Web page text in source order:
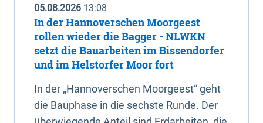
05.08.2026 13:08
In der Hannoverschen Moorgeest
rollen wieder die Bagger - NLWKN
setzt die Bauarbeiten im Bissendorfer
und im Helstorfer Moor fort
In der „Hannoverschen Moorgeest“ geht
die Bauphase in die sechste Runde. Der